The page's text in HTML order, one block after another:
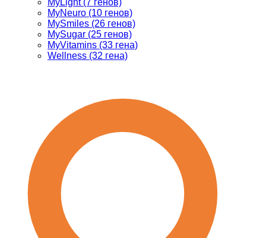
MyLight (7 генов)
MyNeuro (10 генов)
MySmiles (26 генов)
MySugar (25 генов)
MyVitamins (33 гена)
Wellness (32 гена)